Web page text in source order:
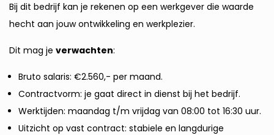
Bij dit bedrijf kan je rekenen op een werkgever die waarde
hecht aan jouw ontwikkeling en werkplezier.
Dit mag je verwachten:
Bruto salaris: €2.560,- per maand.
Contractvorm: je gaat direct in dienst bij het bedrijf.
Werktijden: maandag t/m vrijdag van 08:00 tot 16:30 uur.
Uitzicht op vast contract: stabiele en langdurige